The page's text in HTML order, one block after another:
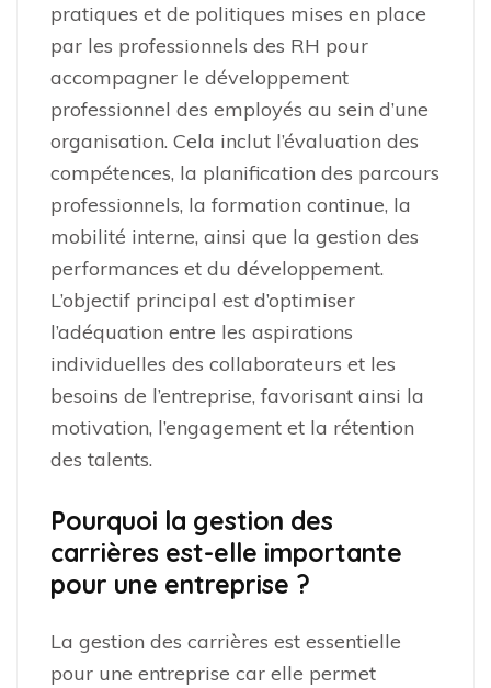
pratiques et de politiques mises en place
par les professionnels des RH pour
accompagner le développement
professionnel des employés au sein d’une
organisation. Cela inclut l’évaluation des
compétences, la planification des parcours
professionnels, la formation continue, la
mobilité interne, ainsi que la gestion des
performances et du développement.
L’objectif principal est d’optimiser
l’adéquation entre les aspirations
individuelles des collaborateurs et les
besoins de l’entreprise, favorisant ainsi la
motivation, l’engagement et la rétention
des talents.
Pourquoi la gestion des
carrières est-elle importante
pour une entreprise ?
La gestion des carrières est essentielle
pour une entreprise car elle permet